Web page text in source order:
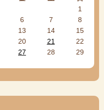
1
6 7
8
13 14
15
20 21
22
27 28
29